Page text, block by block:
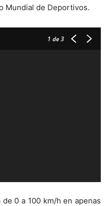
Mundial de Deportivos.
1 de 3
0 a 100 km/h en apenas